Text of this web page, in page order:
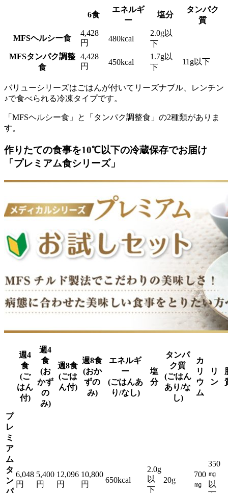
6食
エネルギ
ー
塩分
タンパク
質
MFSヘルシー食
4,428
円
480kcal
2.0g以
下
MFSタンパク調整
食
4,428
円
450kcal
1.7g以
下
11g以下
バリューシリーズはごはんが付いてリーズナブル、レンチン
♪で食べられる冷凍タイプです。
「MFSヘルシー食」と「タンパク調整食」の2種類がありま
す。
作りたての食事を10℃以下の冷蔵保存でお届け
「プレミアム食シリーズ」
週4
食
(ご
はん
付)
週4
食
(お
かず
の
み)
週8食
(ごは
ん付)
週8食
(おか
ずの
み)
エネルギ
ー
(ごはんあ
り/なし)
塩
分
タンパ
ク質
(ごはん
あり/な
し)
カ
リ
ウ
ム
リ
ン
プ
レ
ミ
ア
ム
タ
ン
パ
6,048
円
5,400
円
12,096
円
10,800
円
650kcal
2.0g
以
下
20g
700
㎎
350
㎎
以